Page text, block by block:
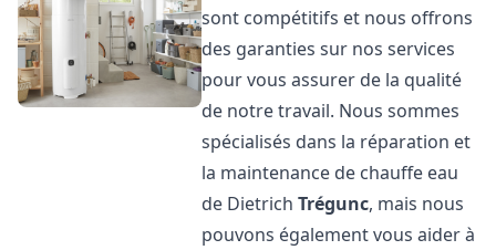
sont compétitifs et nous offrons
des garanties sur nos services
pour vous assurer de la qualité
de notre travail. Nous sommes
spécialisés dans la réparation et
la maintenance de chauffe eau
de DietrichTrégunc, mais nous
pouvons également vous aider à